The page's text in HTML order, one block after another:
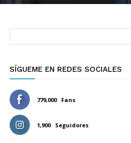
SÍGUEME EN REDES SOCIALES
779,000 Fans
1,900 Seguidores